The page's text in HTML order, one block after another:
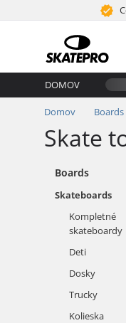
DOMOV
Domov Boards
Skate
Boards
Skateboards
Kompletné
skateboardy
Deti
Dosky
Trucky
Kolieska